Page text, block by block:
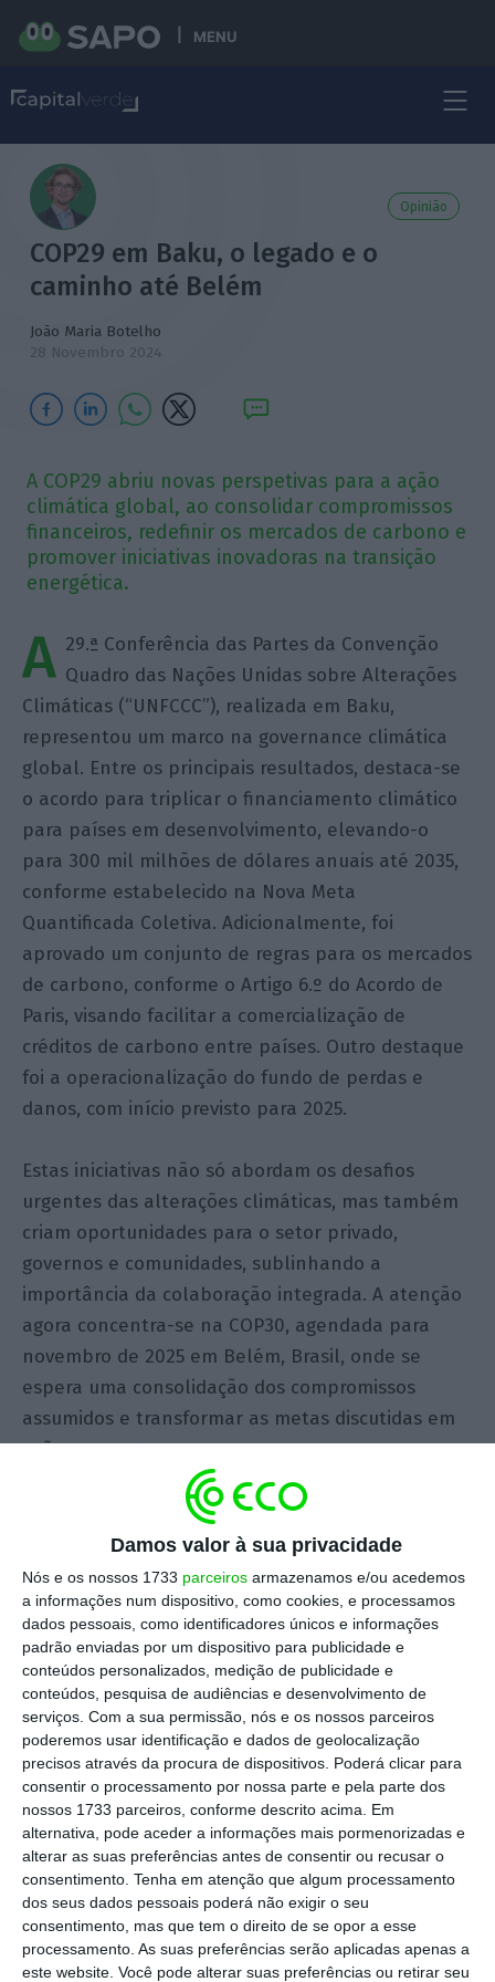
Damos valor à sua privacidade
Nós e os nossos 1733 parceiros armazenamos e/ou acedemos
a informações num dispositivo, como cookies, e processamos
dados pessoais, como identificadores únicos e informações
padrão enviadas por um dispositivo para publicidade e
conteúdos personalizados, medição de publicidade e
conteúdos, pesquisa de audiências e desenvolvimento de
serviços. Com a sua permissão, nós e os nossos parceiros
poderemos usar identificação e dados de geolocalização
precisos através da procura de dispositivos. Poderá clicar para
consentir o processamento por nossa parte e pela parte dos
nossos 1733 parceiros, conforme descrito acima. Em
alternativa, pode aceder a informações mais pormenorizadas e
alterar as suas preferências antes de consentir ou recusar o
consentimento. Tenha em atenção que algum processamento
dos seus dados pessoais poderá não exigir o seu
consentimento, mas que tem o direito de se opor a esse
processamento. As suas preferências serão aplicadas apenas a
este website. Você pode alterar suas preferências ou retirar seu
MENU
Opinião
COP29 em Baku, o legado e o
caminho até Belém
João Maria Botelho
28 Novembro 2024
A COP29 abriu novas perspetivas para a ação
climática global, ao consolidar compromissos
financeiros, redefinir os mercados de carbono e
promover iniciativas inovadoras na transição
energética.
A 29.ª Conferência das Partes da Convenção
Quadro das Nações Unidas sobre Alterações
Climáticas (“UNFCCC”), realizada em Baku,
representou um marco na governance climática
global. Entre os principais resultados, destaca-se
o acordo para triplicar o financiamento climático
para países em desenvolvimento, elevando-o
para 300 mil milhões de dólares anuais até 2035,
conforme estabelecido na Nova Meta
Quantificada Coletiva. Adicionalmente, foi
aprovado um conjunto de regras para os mercados
de carbono, conforme o Artigo 6.º do Acordo de
Paris, visando facilitar a comercialização de
créditos de carbono entre países. Outro destaque
foi a operacionalização do fundo de perdas e
danos, com início previsto para 2025.
Estas iniciativas não só abordam os desafios
urgentes das alterações climáticas, mas também
criam oportunidades para o setor privado,
governos e comunidades, sublinhando a
importância da colaboração integrada. A atenção
agora concentra-se na COP30, agendada para
novembro de 2025 em Belém, Brasil, onde se
espera uma consolidação dos compromissos
assumidos e transformar as metas discutidas em
ações concretas.
Vejamos as medidas chave desta COP29
1. Nova Meta Quantificada Coletiva
(NCQG): Um Marco no Financiamento
Climático
Na COP29, as nações formalizaram o Novo
Objetivo Coletivo Quantificado para o
Financiamento do Clima (“NCQG”), estabelecendo
um objetivo central de 300 mil milhões de dólares
anuais até 2035, juntamente com a ambição de
mobilizar 1,3 biliões de dólares de todas as
fontes, incluindo financiamento público e privado.
Este objetivo substitui o compromisso de 100 mil
milhões de dólares por ano estabelecido em
Copenhaga, com um enfoque mais amplo no